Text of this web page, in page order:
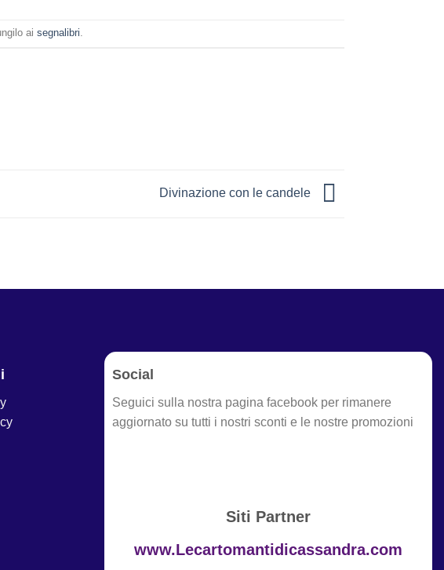
ai segnalibri.
Divinazione con le candele
Social
Seguici sulla nostra pagina facebook per rimanere
aggiornato su tutti i nostri sconti e le nostre promozioni
Siti Partner
www.Lecartomantidicassandra.com